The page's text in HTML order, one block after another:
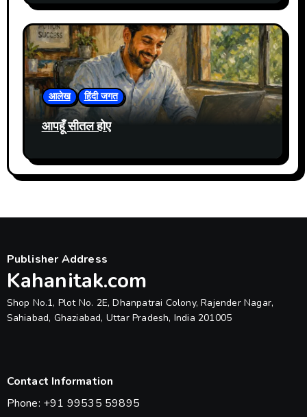
आयोजित
आलेख हिंदी जगत
आपहूँ सीतल होए
Publisher Address
Kahanitak.com
Shop No.1, Plot No. 2E, Dhanpatrai Colony, Rajender Nagar,
Sahiabad, Ghaziabad, Uttar Pradesh, India 201005
Contact Information
Phone: +91 99535 59895